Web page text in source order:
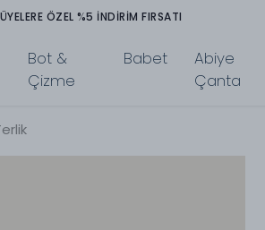
ÖZEL %5 İNDİRİM FIRSATI
Bot &
Çizme
Babet
Abiye
Çanta